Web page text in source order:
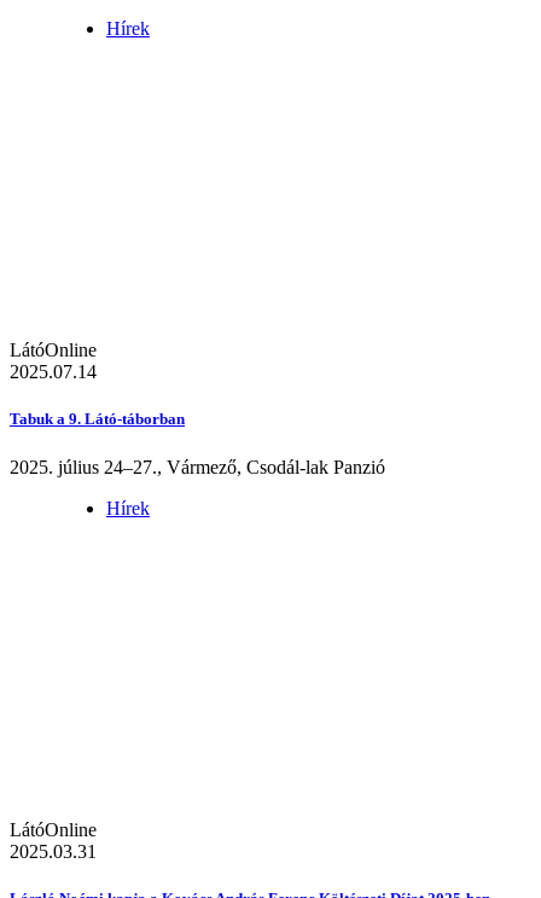
Hírek
LátóOnline
2025.07.14
Tabuk a 9. Látó-táborban
2025. július 24–27., Vármező, Csodál-lak Panzió
Hírek
LátóOnline
2025.03.31